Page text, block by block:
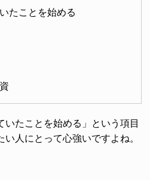
たことを始める
いたことを始める」という項目
人にとって心強いですよね。